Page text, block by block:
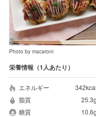
Photo by macaroni
栄養情報（1人あたり）
エネルギー 342kcal
脂質
25.3g
糖質
10.6g